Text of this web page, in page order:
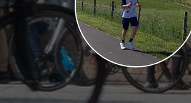
Indoor Ride Ahoy